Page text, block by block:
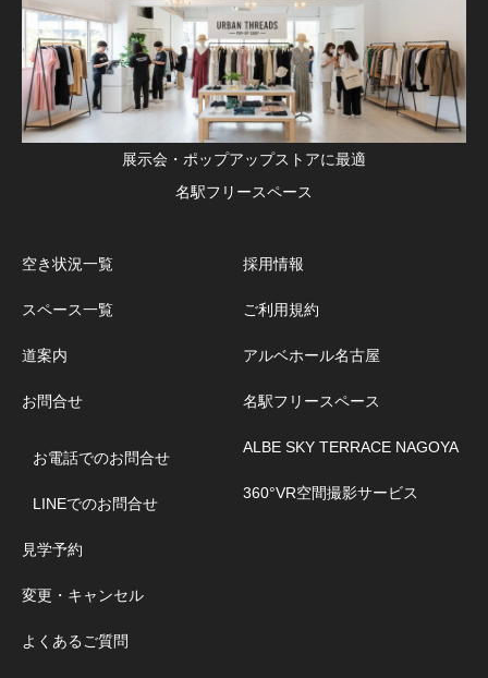
展示会・ポップアップストアに最適
名駅フリースペース
空き状況一覧
スペース一覧
道案内
お問合せ
お電話でのお問合せ
LINEでのお問合せ
見学予約
変更・キャンセル
よくあるご質問
採用情報
ご利用規約
アルベホール名古屋
名駅フリースペース
ALBE SKY TERRACE NAGOYA
360°VR空間撮影サービス